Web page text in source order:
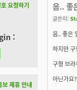
음.. 좋
글쓴이:
음.. 좋은
하지만
구형 브
아닌가요?
요청하기
:
GitHub
with Naver
보 제휴 안내